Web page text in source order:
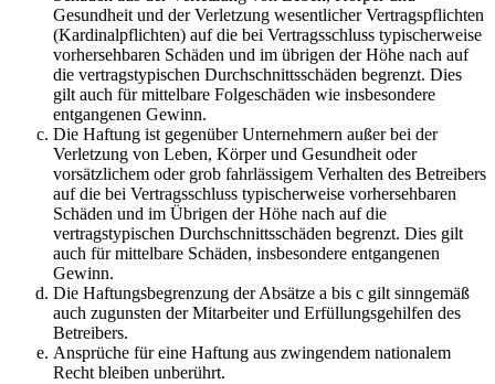
Gesundheit und der Verletzung wesentlicher Vertragspflichten
(Kardinalpflichten) auf die bei Vertragsschluss typischerweise
vorhersehbaren Schäden und im übrigen der Höhe nach auf
die vertragstypischen Durchschnittsschäden begrenzt. Dies
gilt auch für mittelbare Folgeschäden wie insbesondere
entgangenen Gewinn.
Die Haftung ist gegenüber Unternehmern außer bei der
Verletzung von Leben, Körper und Gesundheit oder
vorsätzlichem oder grob fahrlässigem Verhalten des Betreibers
auf die bei Vertragsschluss typischerweise vorhersehbaren
Schäden und im Übrigen der Höhe nach auf die
vertragstypischen Durchschnittsschäden begrenzt. Dies gilt
auch für mittelbare Schäden, insbesondere entgangenen
Gewinn.
Die Haftungsbegrenzung der Absätze a bis c gilt sinngemäß
auch zugunsten der Mitarbeiter und Erfüllungsgehilfen des
Betreibers.
Ansprüche für eine Haftung aus zwingendem nationalem
Recht bleiben unberührt.